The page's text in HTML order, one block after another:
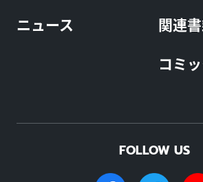
ニュース
関連
コミ
FOLLOW US